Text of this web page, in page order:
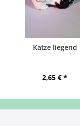
Katze liegend
2,65 € *